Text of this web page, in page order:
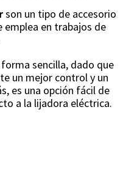
son un tipo de accesorio
emplea en trabajos de
sencilla, dado que
un mejor control y un
es una opción fácil de
a la lijadora eléctrica.